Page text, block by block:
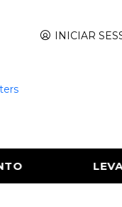
INICIAR
COM 50% DE